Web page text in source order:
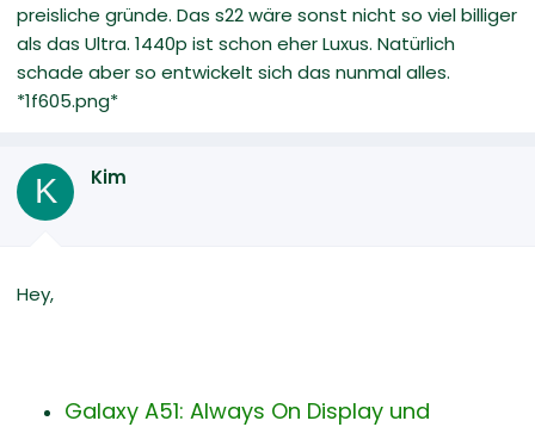
preisliche gründe. Das s22 wäre sonst nicht so viel billiger
als das Ultra. 1440p ist schon eher Luxus. Natürlich
schade aber so entwickelt sich das nunmal alles.
*1f605.png*
K Kim
Hey,
Galaxy A51: Always On Display und